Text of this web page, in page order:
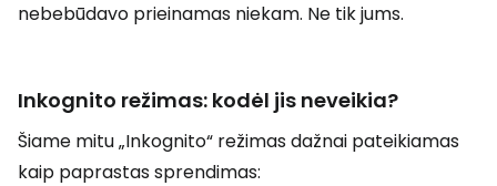
nebebūdavo prieinamas niekam. Ne tik jums.
Inkognito režimas: kodėl jis neveikia?
Šiame mitu „Inkognito“ režimas dažnai pateikiamas
kaip paprastas sprendimas: